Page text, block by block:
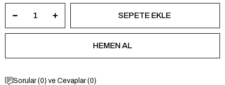
Sorular (0) ve Cevaplar (0)